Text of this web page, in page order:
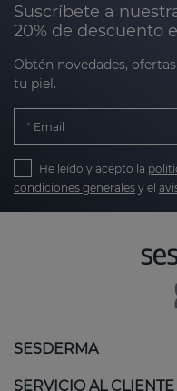
Suscríbete a
20% de descuento
Obtén novedades,
tu piel.
Email
He leído y acepto la
condiciones generales y el
SESDERMA
SERVICIO AL CLIENTE